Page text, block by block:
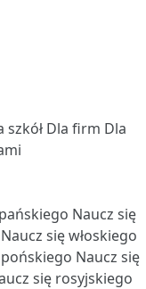
szkół Dla firm Dla
Naucz się
Naucz się włoskiego
Naucz się
się rosyjskiego